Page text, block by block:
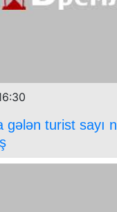
gələn turist sayı